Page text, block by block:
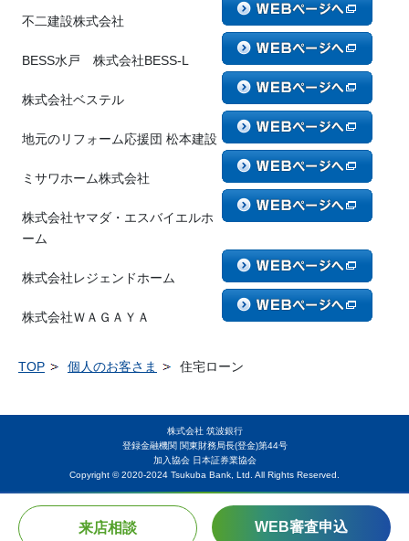
不二建設株式会社
BESS水戸 株式会社BESS-L
株式会社ベステル
地元のリフォーム応援団 松本建設
ミサワホーム株式会社
株式会社ヤマダ・エスバイエルホ
ーム
株式会社レジェンドホーム
株式会社ＷＡＧＡＹＡ
来店相談 WEB審査申込
TOP 個人のお客さま 住宅ローン
株式会社 筑波銀行
登録金融機関 関東財務局長(登金)第44号
加入協会 日本証券業協会
Copyright © 2020-2024 Tsukuba Bank, Ltd. All Rights Reserved.